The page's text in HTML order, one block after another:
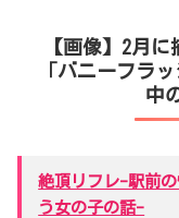
【画像】2月
「バニーフラ
中
絶頂リフレ-駅前
う女の子の話-